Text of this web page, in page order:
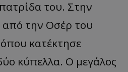
του. Στην
από την Οσέρ του
κατέκτησε
κύπελλα. Ο μεγάλος